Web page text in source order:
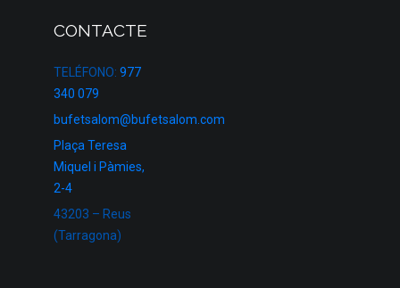
CONTACTE
TELÉFONO: 977
340 079
bufetsalom@bufetsalom.com
Plaça Teresa
Miquel i Pàmies,
2-4
43203 – Reus
(Tarragona)